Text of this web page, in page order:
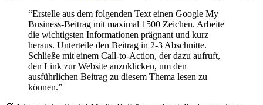
“Erstelle aus dem folgenden Text einen Google My
Business-Beitrag mit maximal 1500 Zeichen. Arbeite
die wichtigsten Informationen prägnant und kurz
heraus. Unterteile den Beitrag in 2-3 Abschnitte.
Schließe mit einem Call-to-Action, der dazu aufruft,
den Link zur Website anzuklicken, um den
ausführlichen Beitrag zu diesem Thema lesen zu
können.”